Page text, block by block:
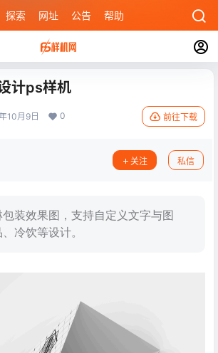
探索 网址 公告 帮助
计ps样机
10月9日 0 前往下载
关注 私信
装效果图，支持自定义文字与图
冷饮等设计。